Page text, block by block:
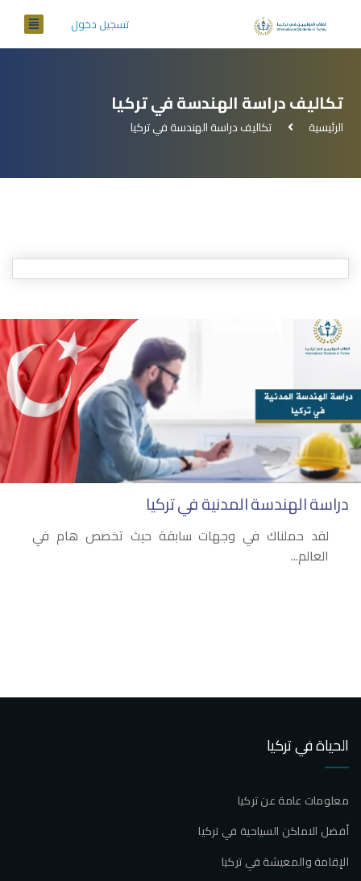
تسجيل دخول
تكاليف دراسة الهندسة في تركيا
الرئيسية تكاليف دراسة الهندسة في تركيا
دراسة الهندسة المدنية في تركيا
لقد حملناك في وجهات سابقة حيث تخصص هام في
العالم...
الحياة في تركيا
معلومات عامة عن تركيا
أفضل الاماكن السياحية في تركيا
الإقامة والمعيشة في تركيا